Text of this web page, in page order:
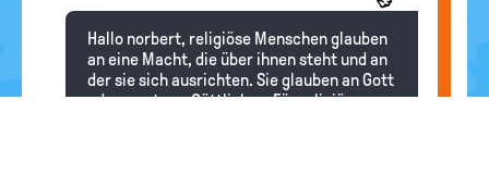
Hallo norbert, religiöse Menschen glauben
an eine Macht, die über ihnen steht und an
der sie sich ausrichten. Sie glauben an Gott
oder an etwas Göttliches. Für religiöse